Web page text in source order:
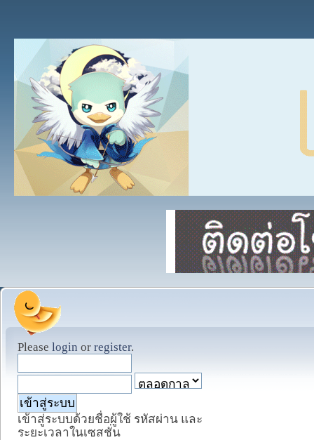
Please login or register.
เข้าสู่ระบบด้วยชื่อผู้ใช้ รหัสผ่าน และ
ระยะเวลาในเซสชั่น